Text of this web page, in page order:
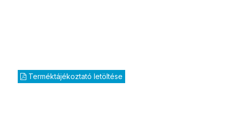
Terméktájékoztató letöltése